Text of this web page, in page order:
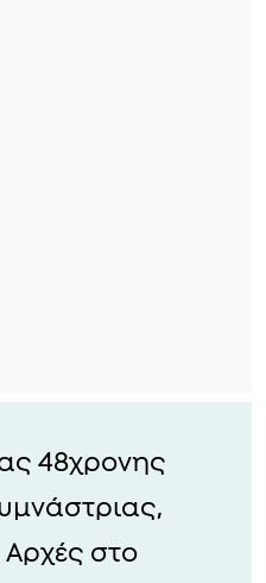
48χρονης
στο